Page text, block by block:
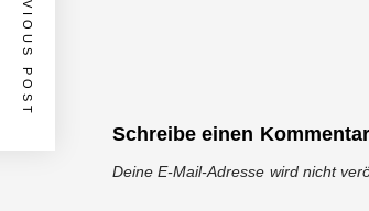
PREVIOUS POST
Schreibe einen Kommentar
Deine E-Mail-Adresse wird nicht